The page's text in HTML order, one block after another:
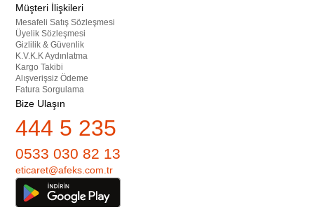
Müşteri İlişkileri
Mesafeli Satış Sözleşmesi
Üyelik Sözleşmesi
Gizlilik & Güvenlik
K.V.K.K Aydınlatma
Kargo Takibi
Alışverişsiz Ödeme
Fatura Sorgulama
Bize Ulaşın
444 5 235
0533 030 82 13
eticaret@afeks.com.tr